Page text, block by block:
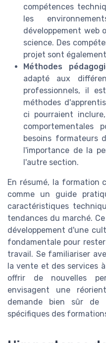
compétences
les
développement web
science. Des
projet sont
Méthodes
adapté aux
professionnels, il
méthodes
ci pourraient
comportementales
besoins formateurs
l'importance de la
l'autre section.
En résumé, la formation
comme un guide
caractéristiques
tendances du marché.
développement d'une
fondamentale pour
travail. Se familiariser
la vente et des services
offrir de nouvelles
envisagent une
demande bien sûr de
spécifiques des